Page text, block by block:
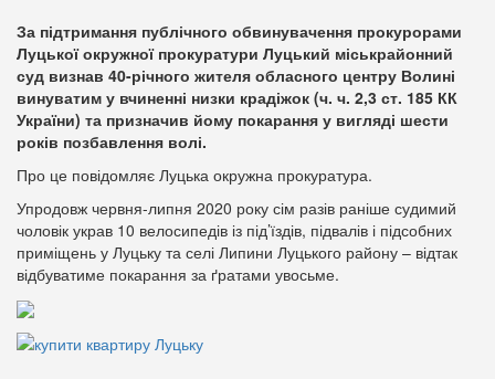
За підтримання публічного обвинувачення прокурорами
Луцької окружної прокуратури Луцький міськрайонний
суд визнав 40-річного жителя обласного центру Волині
винуватим у вчиненні низки крадіжок (ч. ч. 2,3 ст. 185 КК
України) та призначив йому покарання у вигляді шести
років позбавлення волі.
Про це повідомляє Луцька окружна прокуратура.
Упродовж червня-липня 2020 року сім разів раніше судимий
чоловік украв 10 велосипедів із під’їздів, підвалів і підсобних
приміщень у Луцьку та селі Липини Луцького району – відтак
відбуватиме покарання за ґратами увосьме.